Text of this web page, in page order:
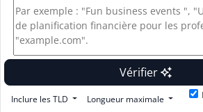
Vérifier
Inclure les TLD Longueur maximale